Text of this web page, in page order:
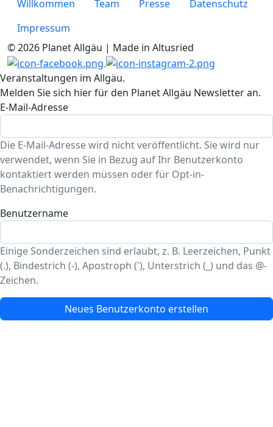
Willkommen
Team Presse
Datenschutz
Impressum
© 2026 Planet Allgäu | Made in Altusried
Veranstaltungen im Allgäu.
Melden Sie sich hier für den Planet Allgäu Newsletter an.
E-Mail-Adresse
Die E-Mail-Adresse wird nicht veröffentlicht. Sie wird nur
verwendet, wenn Sie in Bezug auf Ihr Benutzerkonto
kontaktiert werden müssen oder für Opt-in-
Benachrichtigungen.
Benutzername
Einige Sonderzeichen sind erlaubt, z. B. Leerzeichen, Punkt
(.), Bindestrich (-), Apostroph ('), Unterstrich (_) und das @-
Zeichen.